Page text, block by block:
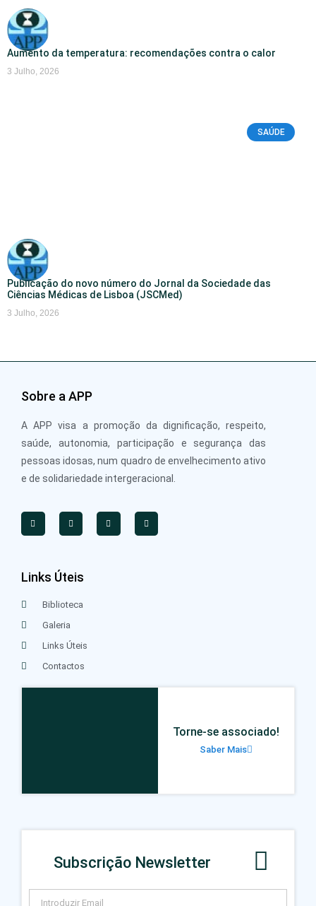
Aumento da temperatura: recomendações contra o calor
3 Julho, 2026
SAÚDE
Publicação do novo número do Jornal da Sociedade das
Ciências Médicas de Lisboa (JSCMed)
3 Julho, 2026
Sobre a APP
A APP visa a promoção da dignificação, respeito,
saúde, autonomia, participação e segurança das
pessoas idosas, num quadro de envelhecimento ativo
e de solidariedade intergeracional.
Links Úteis
Biblioteca
Galeria
Links Úteis
Contactos
Torne-se associado!
Saber Mais
Subscrição Newsletter